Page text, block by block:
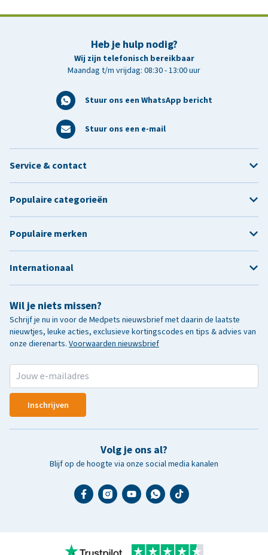
Heb je hulp nodig?
Wij zijn telefonisch bereikbaar
Maandag t/m vrijdag: 08:30 - 13:00 uur
Stuur ons een WhatsApp bericht
Stuur ons een e-mail
Wil je niets missen?
Schrijf je nu in voor de Medpets nieuwsbrief met daarin de laatste
nieuwtjes, leuke acties, exclusieve kortingscodes en tips & advies van
onze dierenarts. Voorwaarden nieuwsbrief
Inschrijven
Volg je ons al?
Blijf op de hoogte via onze social media kanalen
Service & contact
Populaire categorieën
Populaire merken
Internationaal